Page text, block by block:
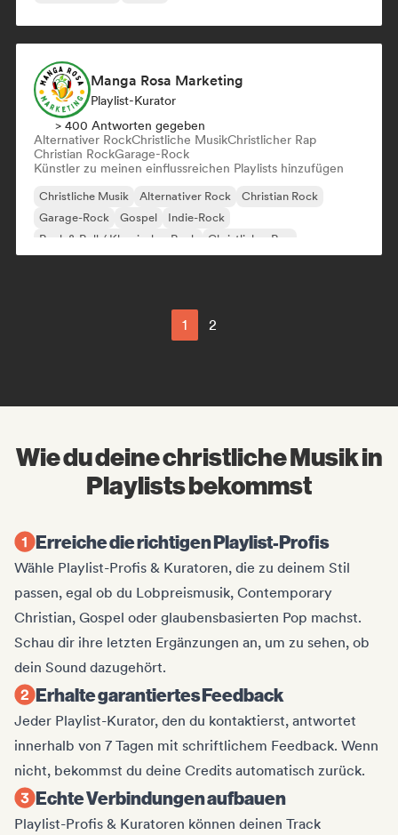
Manga Rosa Marketing
Playlist-Kurator
> 400 Antworten gegeben
Alternativer RockChristliche MusikChristlicher Rap
Christian RockGarage-Rock
Künstler zu meinen einflussreichen Playlists hinzufügen
Christliche Musik Alternativer Rock
Christian Rock
Garage-Rock
Gospel
Indie-Rock
Rock & Roll / Klassischer Rock
Christlicher Rap
1 2
Wie du deine christliche Musik in
Playlists bekommst
Erreiche die richtigen Playlist-Profis
Wähle Playlist-Profis & Kuratoren, die zu deinem Stil
passen, egal ob du Lobpreismusik, Contemporary
Christian, Gospel oder glaubensbasierten Pop machst.
Schau dir ihre letzten Ergänzungen an, um zu sehen, ob
dein Sound dazugehört.
Erhalte garantiertes Feedback
Jeder Playlist-Kurator, den du kontaktierst, antwortet
innerhalb von 7 Tagen mit schriftlichem Feedback. Wenn
nicht, bekommst du deine Credits automatisch zurück.
Echte Verbindungen aufbauen
Playlist-Profis & Kuratoren können deinen Track